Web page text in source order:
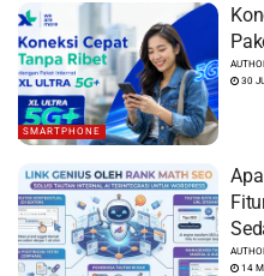
SMARTPHONE
30
14